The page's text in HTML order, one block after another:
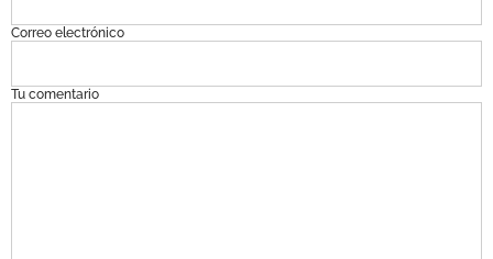
Correo electrónico
Tu comentario